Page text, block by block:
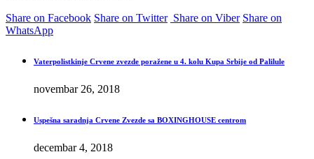
Share on Facebook Share on Twitter Share on Viber Share on
WhatsApp
Vaterpolistkinje Crvene zvezde poražene u 4. kolu Kupa Srbije od Palilule
novembar 26, 2018
Uspešna saradnja Crvene Zvezde sa BOXINGHOUSE centrom
decembar 4, 2018